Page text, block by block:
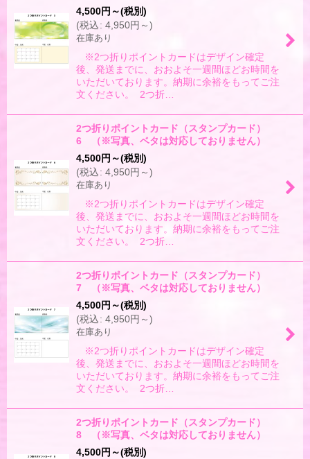
4,500円 ～(税別)
(税込: 4,950円 ～)
在庫あり
※2つ折りポイントカードはデザイン確定
後、発送までに、おおよそ一週間ほどお時間を
いただいております。納期に余裕をもってご注
文ください。 2つ折…
2つ折りポイントカード（スタンプカード）
6 （※写真、ベタは対応しておりません）
4,500円 ～(税別)
(税込: 4,950円 ～)
在庫あり
※2つ折りポイントカードはデザイン確定
後、発送までに、おおよそ一週間ほどお時間を
いただいております。納期に余裕をもってご注
文ください。 2つ折…
2つ折りポイントカード（スタンプカード）
7 （※写真、ベタは対応しておりません）
4,500円 ～(税別)
(税込: 4,950円 ～)
在庫あり
※2つ折りポイントカードはデザイン確定
後、発送までに、おおよそ一週間ほどお時間を
いただいております。納期に余裕をもってご注
文ください。 2つ折…
2つ折りポイントカード（スタンプカード）
8 （※写真、ベタは対応しておりません）
4,500円 ～(税別)